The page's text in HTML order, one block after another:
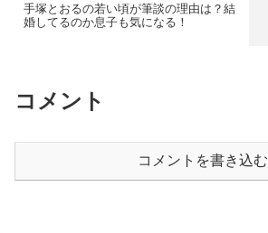
手塚とおるの若い頃が筆談の理由は？結
婚してるのか息子も気になる！
コメント
コメントを書き込む